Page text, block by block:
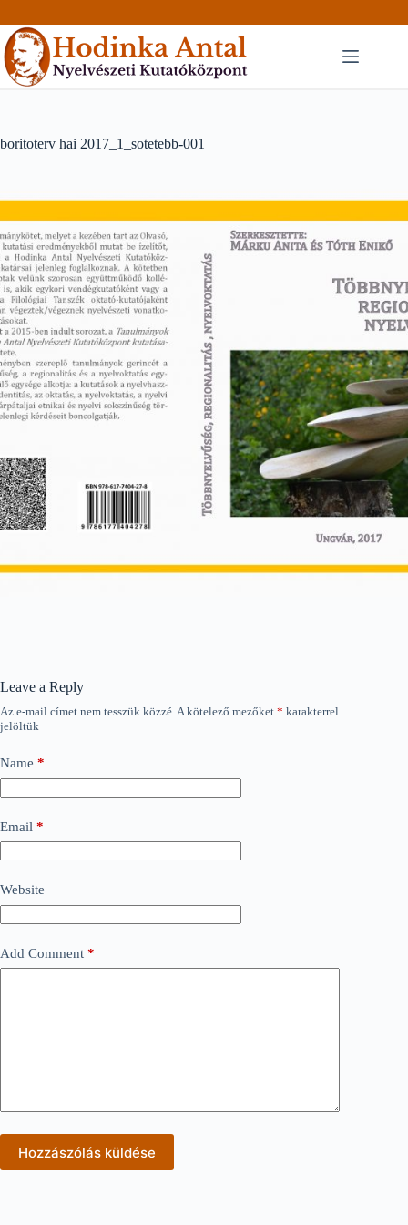
to
content
boritoterv hai 2017_1_sotetebb-001
Leave a Reply
Az e-mail címet nem tesszük közzé.A kötelező mezőket * karakterrel
jelöltük
Name *
Email *
Website
Add Comment *
Hozzászólás küldése